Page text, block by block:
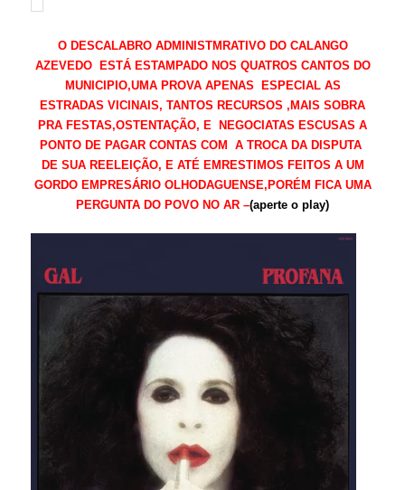
O DESCALABRO ADMINISTMRATIVO DO CALANGO
AZEVEDO ESTÁ ESTAMPADO NOS QUATROS CANTOS DO
MUNICIPIO,UMA PROVA APENAS ESPECIAL AS
ESTRADAS VICINAIS, TANTOS RECURSOS ,MAIS SOBRA
PRA FESTAS,OSTENTAÇÃO, E NEGOCIATAS ESCUSAS A
PONTO DE PAGAR CONTAS COM A TROCA DA DISPUTA
DE SUA REELEIÇÃO, E ATÉ EMRESTIMOS FEITOS A UM
GORDO EMPRESÁRIO OLHODAGUENSE,PORÉM FICA UMA
PERGUNTA DO POVO NO AR –(aperte o play)
vídeo